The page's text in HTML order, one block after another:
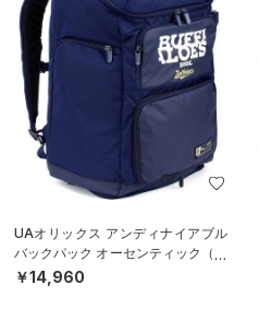
UAオリックス アンディナイアブル
バックパック オーセンティック（ベ
ースボール/MEN）
￥14,960